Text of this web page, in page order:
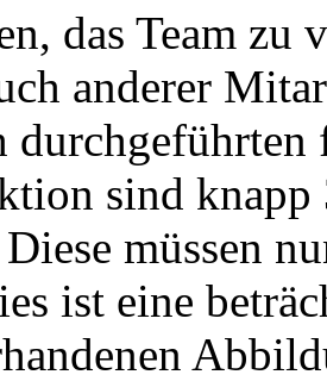
das Team zu
anderer
durchgeführten
sind
müssen
ist eine